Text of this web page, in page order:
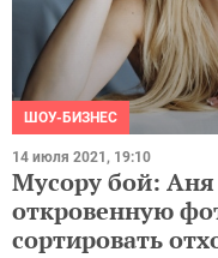
ШОУ-БИЗНЕС
14 июля 2021, 19:10
Мусору бой: Аня
откровенную
сортировать